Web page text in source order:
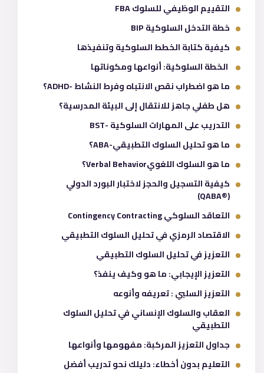
التقييم الوظيفي للسلوك FBA
خطة التدخل السلوكية BIP
كيفية كتابة الخطط السلوكية وتنفيذها
الخطة السلوكية: أنواعها ومكوناتها
ما هو اضطراب نقص الانتباه وفرط النشاط -ADHD؟
هل طفلي جاهز للانتقال إلى البيئة المدرسية؟
التدريب على المهارات السلوكية -BST
ما هو تحليل السلوك التطبيقي-ABA؟
ما هو السلوك اللغويVerbal Behavior؟
كيفية التسجيل والحجز لاختبار البورد الدولي
(®QABA)
التعاقد السلوكي Contingency Contracting
الاقتصاد الرمزي في تحليل السلوك التطبيقي
التعزيز في تحليل السلوك التطبيقي
التعزيز الإيجابي: ما هو وكيف ينفذ؟
التعزيز السلبي : تعريفه وأنوعه
العقاب والسلوك الإنساني في تحليل السلوك
التطبيقي
جداول التعزيز المركبة: مفهومها وأنواعها
التعليم بدون أخطاء: دليلك نحو تدريب أفضل